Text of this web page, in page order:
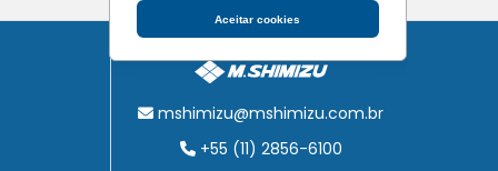
Aceitar cookies
mshimizu@mshimizu.com.br
+55 (11) 2856-6100